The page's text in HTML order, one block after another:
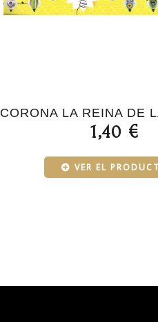
CORONA LA REINA DE
1,40 €
VER EL